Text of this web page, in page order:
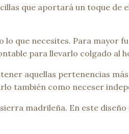
que aportará un toque de
que necesites. Para mayor
para llevarlo colgado al
aquellas pertenencias
también como neceser
madrileña. En este